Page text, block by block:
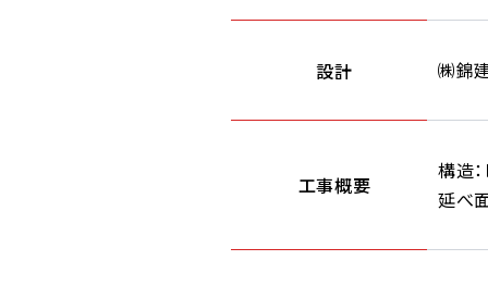
設計 ㈱錦
工事概要
構造
延べ